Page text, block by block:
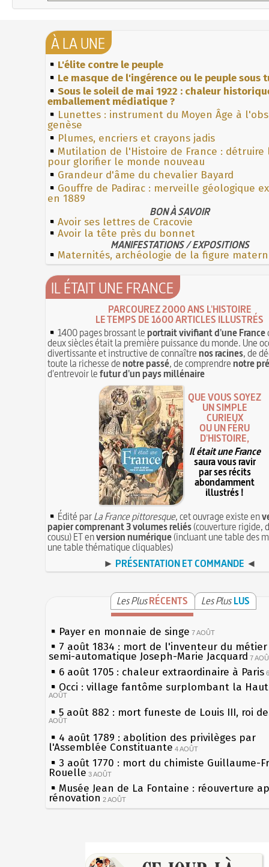
À LA UNE
L'élite contre le peuple
Le masque de l'ingérence ou le peuple sous
Sous le soleil de mai 1922 : chaleur
emballement médiatique ?
Lunettes : instrument du Moyen Âge à
genèse
Plumes, encriers et crayons jadis
Mutilation de l'Histoire de France : détruire
pour glorifier le monde nouveau
Grandeur d'âme du chevalier Bayard
Gouffre de Padirac : merveille géologique
en 1889
BON À SAVOIR
Avoir ses lettres de Cracovie
Avoir la tête près du bonnet
MANIFESTATIONS / EXPOSITIONS
Maternités, archéologie de la figure
IL ÉTAIT UNE FRANCE
PARCOUREZ 2000 ANS L'HISTOIRE
LE TEMPS DE 1600 ARTICLES ILLUSTRÉS
1400 pages brossant leportrait vivifiant d'une France
deux siècles était la première puissance du monde. Une
divertissante et instructive de connaîtrenos racines, de
toute la richesse denotre passé, de comprendrenotre
d'entrevoir lefutur d'un pays millénaire
QUE VOUS SOYEZ
UN SIMPLE
CURIEUX
OU UN FÉRU
D'HISTOIRE,
Il était une France
saura vous ravir
par ses récits
abondamment
illustrés !
Édité parLa France pittoresque, cet ouvrage existe en
papier comprenant 3 volumes reliés(couverture rigide,
cousu) ET enversion numérique(incluant une table des
une table thématique cliquables)
► PRÉSENTATION ET COMMANDE ◄
Les PlusRÉCENTS Les Plus LUS
Payer en monnaie de singe 7 AOÛT
7 août 1834 : mort de l'inventeur du
semi-automatique Joseph-Marie Jacquard 7
6 août 1705 : chaleur extraordinaire à Paris
Occi : village fantôme surplombant la
AOÛT
5 août 882 : mort funeste de Louis III, roi
AOÛT
4 août 1789 : abolition des privilèges par
l'Assemblée Constituante 4 AOÛT
3 août 1770 : mort du chimiste Guillaume-
Rouelle 3 AOÛT
Musée Jean de La Fontaine : réouverture
rénovation 2 AOÛT
2 août 1802 : Bonaparte est nommé
31 juillet 1899 : décret instaurant les
les siècles